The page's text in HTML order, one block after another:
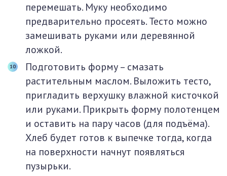
перемешать. Муку необходимо
предварительно просеять. Тесто можно
замешивать руками или деревянной
ложкой.
Подготовить форму – смазать
растительным маслом. Выложить тесто,
пригладить верхушку влажной кисточкой
или руками. Прикрыть форму полотенцем
и оставить на пару часов (для подъёма).
Хлеб будет готов к выпечке тогда, когда
на поверхности начнут появляться
пузырьки.